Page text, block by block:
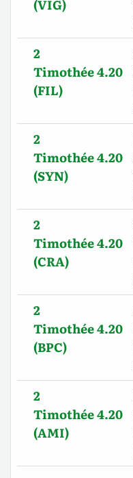
(VIG)
2
Timothée 4.20
(FIL)
2
Timothée 4.20
(SYN)
2
Timothée 4.20
(CRA)
2
Timothée 4.20
(BPC)
2
Timothée 4.20
(AMI)